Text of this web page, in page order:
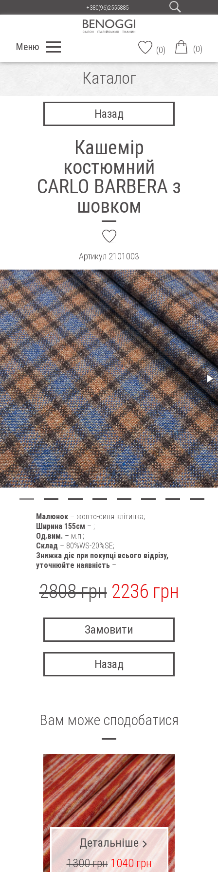
+380(96)2555885
Меню (0) (0)
Каталог
Назад
Кашемір
костюмний
CARLO BARBERA з
шовком
Артикул 2101003
Малюнок – жовто-синя клітинка;
Ширина 155см – ;
Од.вим. – м.п.;
Склад – 80%WS-20%SE;
Знижка діє при покупці всього відрізу,
уточнюйте наявність –
2808 грн 2236 грн
Замовити
Назад
Вам може сподобатися
Детальніше
1300 грн1040 грн